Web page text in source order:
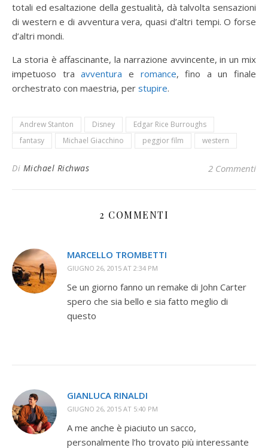
totali ed esaltazione della gestualità, dà talvolta sensazioni
di western e di avventura vera, quasi d’altri tempi. O forse
d’altri mondi.
La storia è affascinante, la narrazione avvincente, in un mix
impetuoso traavventura e romance, fino a un finale
orchestrato con maestria, per stupire.
Andrew Stanton Disney
Edgar Rice Burroughs
fantasy
Michael Giacchino peggior film western
Di Michael Richwas 2 Commenti
2 COMMENTI
MARCELLO TROMBETTI
GIUGNO 26, 2015 AT 2:34 PM
Se un giorno fanno un remake di John Carter
spero che sia bello e sia fatto meglio di
questo
GIANLUCA RINALDI
GIUGNO 26, 2015 AT 5:40 PM
A me anche è piaciuto un sacco,
personalmente l’ho trovato più interessante